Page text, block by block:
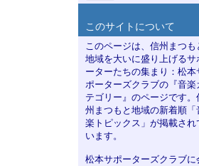
このサイトについて
このページは、信州まつも
地域を大いに盛り上げるサ
ーターたちの集まり：松本
ポーターズクラブの『音楽
テゴリー』のページです。
州まつもと地域の新着順「
楽トピックス」が掲載され
います。
松本サポーターズクラブに